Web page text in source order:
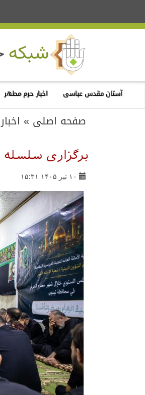
آستان مقدس عباسی اخبار حرم مطهر
صفحه اصلی » اخبار
برگزاری
۱۰ تیر ۱۴۰۵ ۱۵:۳۱